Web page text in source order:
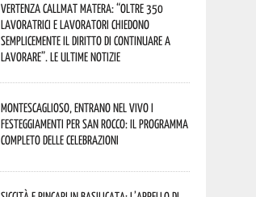
Vertenza CallMat Matera: “Oltre 350
lavoratrici e lavoratori chiedono
semplicemente il diritto di continuare a
lavorare”. Le ultime notizie
Montescaglioso, entrano nel vivo i
festeggiamenti per San Rocco: il programma
completo delle celebrazioni